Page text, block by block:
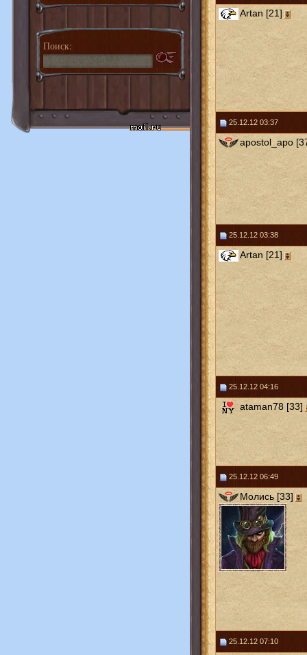
Поиск:
Artan [21]
25.12.12 03:37
apostol_apo
25.12.12 03:38
Artan [21]
25.12.12 04:16
ataman78 [33]
25.12.12 06:49
Молись [33]
25.12.12 07:10